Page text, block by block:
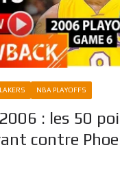
LAKERS NBA PLAYOFFS
: les 50
contre